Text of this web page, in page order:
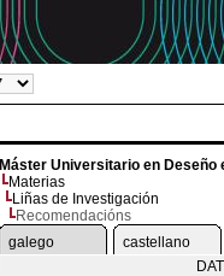
Máster Universitario en Deseño
Materias
Liñas de Investigación
Recomendacións
galego
castellano